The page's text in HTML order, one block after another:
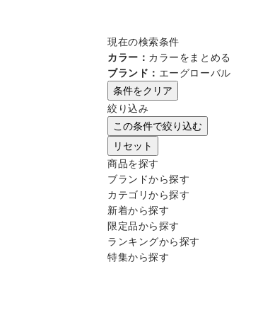
現在の検索条件
カラー： カラーをまとめる
ブランド： エーグローバル
条件をクリア
絞り込み
この条件で絞り込む
リセット
商品を探す
ブランドから探す
カテゴリから探す
新着から探す
限定品から探す
ランキングから探す
特集から探す